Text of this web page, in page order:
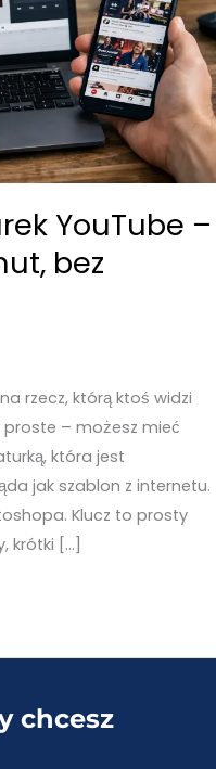
YouTube –
bez
rzecz, którą ktoś widzi
proste – możesz mieć
która jest
jak szablon z internetu.
Klucz to prosty
krótki […]
chcesz